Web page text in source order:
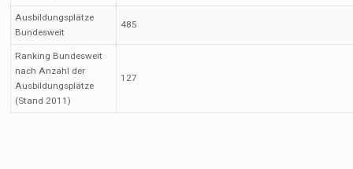
Ausbildungsplätze
Bundesweit
485
Ranking Bundesweit
nach Anzahl der
Ausbildungsplätze
(Stand 2011)
127